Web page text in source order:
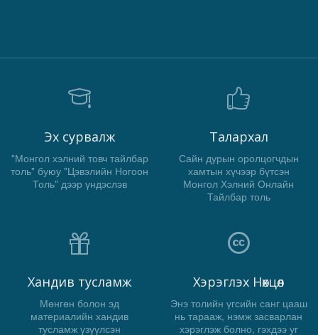
Эх сурвалж
"Монгол хэлний товч тайлбар
толь" буюу "Цэвэлийн Ногоон
Толь" дээр үндэслэв
Талархал
Сайн дурын оролцогчдын
хамтын хүчээр бүтсэн
Монгол Хэлний Онлайн
Тайлбар толь
Хандив тусламж
Мөнгөн болон эд
материалийн хандив
тусламж үзүүлсэн
Хэрэглэх Нөхцөл
Энэ толийн үгсийн санг цааш
нь тарааж, нэмж засварлан
хэрэглэж болно, гэхдээ уг